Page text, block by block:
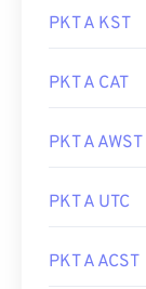
PKT A KST
PKT A CAT
PKT A AWST
PKT A UTC
PKT A ACST